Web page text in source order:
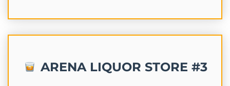
ARENA LIQUOR STORE #3